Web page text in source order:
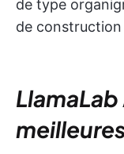
de type
de
LlamaLab